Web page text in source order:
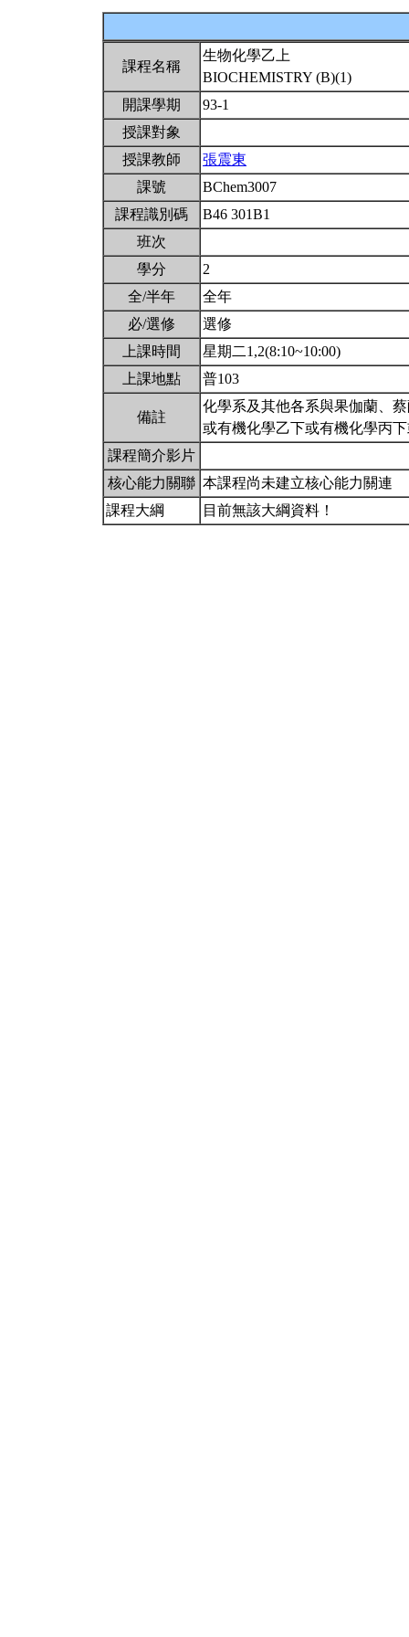
課程名稱
生物化學乙上
BIOCHEMISTRY (B)(1)
開課學期
93-1
授課對象
授課教師
張震東
課號
BChem3007
課程識別碼
B46 301B1
班次
學分
2
全/半年
全年
必/選修
選修
上課時間
星期二1,2(8:10~10:00)
上課地點
普103
備註
化學系及其他各系與果伽蘭、
或有機化學乙下或有機化學丙
課程簡介影片
核心能力關聯 本課程尚未建立核心能力關連
課程大綱
目前無該大綱資料！